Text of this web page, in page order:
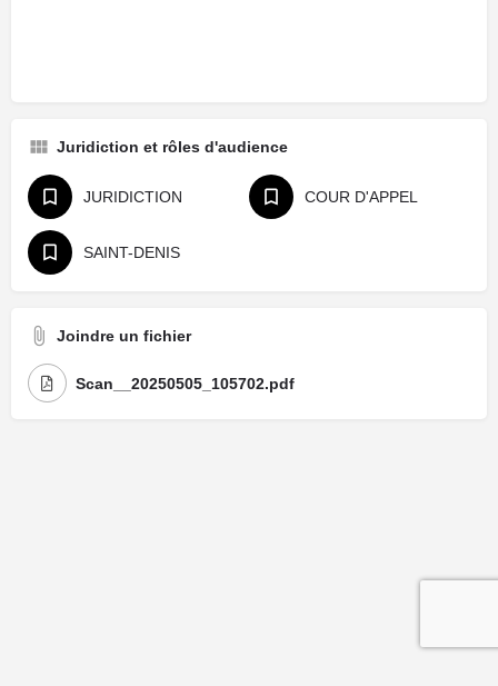
Juridiction et rôles d'audience
JURIDICTION COUR D'APPEL
SAINT-DENIS
Joindre un fichier
Scan__20250505_105702.pdf